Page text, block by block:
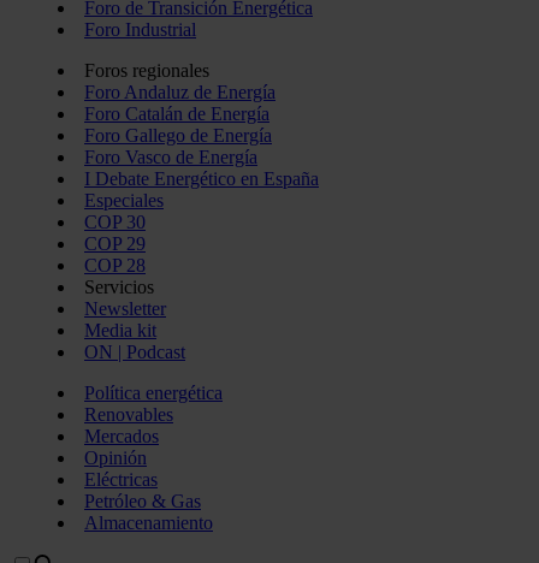
Foro de Transición Energética
Foro Industrial
Foros regionales
Foro Andaluz de Energía
Foro Catalán de Energía
Foro Gallego de Energía
Foro Vasco de Energía
I Debate Energético en España
Especiales
COP 30
COP 29
COP 28
Servicios
Newsletter
Media kit
ON | Podcast
Política energética
Renovables
Mercados
Opinión
Eléctricas
Petróleo & Gas
Almacenamiento